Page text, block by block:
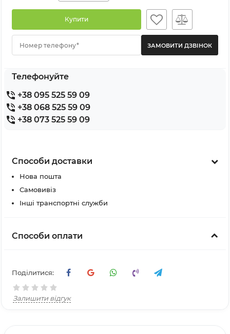
Купити
Номер телефону*
Телефонуйте
+38 095 525 59 09
+38 068 525 59 09
+38 073 525 59 09
Способи доставки
Нова пошта
Самовивіз
Інші транспортні служби
Способи оплати
Поділитися:
Залишити відгук